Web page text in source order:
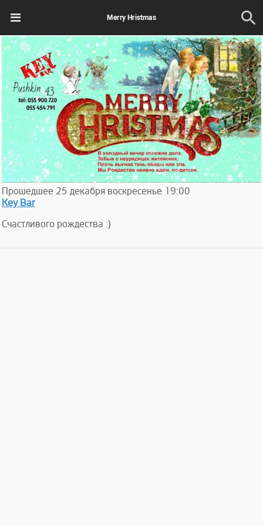
Merry Hristmas
Прошедшее 25 декабря воскресенье 19:00
Key Bar
Счастливого рождества :)